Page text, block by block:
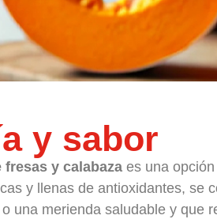
y sabor
fresas y calabaza es una
y llenas de antioxidantes, se
una merienda saludable y que